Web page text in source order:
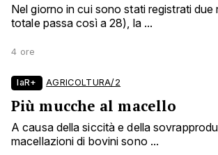
Nel giorno in cui sono stati registrati due
totale passa così a 28), la ...
4 ore
laR+ AGRICOLTURA/2
Più mucche al macello
A causa della siccità e della
macellazioni di bovini sono ...